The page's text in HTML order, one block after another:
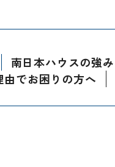
南日本ハウスの強み
由でお困りの方へ